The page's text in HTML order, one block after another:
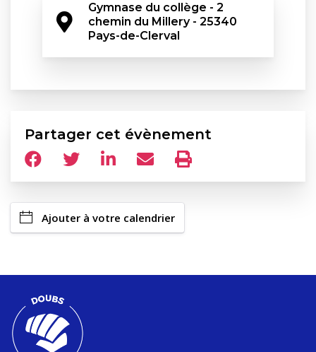
Gymnase du collège - 2
chemin du Millery - 25340
Pays-de-Clerval
Partager cet évènement
Ajouter à votre calendrier